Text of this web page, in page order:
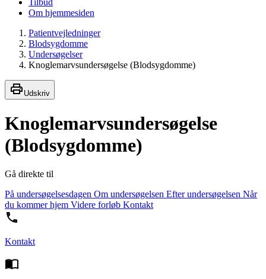
Tilbud
Om hjemmesiden
Patientvejledninger
Blodsygdomme
Undersøgelser
Knoglemarvsundersøgelse (Blodsygdomme)
Udskriv
Knoglemarvsundersøgelse
(Blodsygdomme)
Gå direkte til
På undersøgelsesdagen Om undersøgelsen Efter undersøgelsen Når
du kommer hjem Videre forløb Kontakt
Kontakt